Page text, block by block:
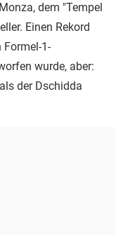
dem "Tempel
Einen Rekord
Formel-1-
wurde, aber:
der Dschidda